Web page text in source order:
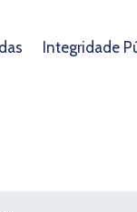
Integridade